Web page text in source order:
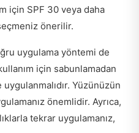
için SPF 30 veya daha
önerilir.
uygulama yöntemi de
için sabunlamadan
Yüzünüzün
önemlidir. Ayrıca,
tekrar uygulamanız,